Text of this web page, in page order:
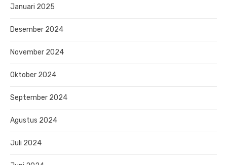
Januari 2025
Desember 2024
November 2024
Oktober 2024
September 2024
Agustus 2024
Juli 2024